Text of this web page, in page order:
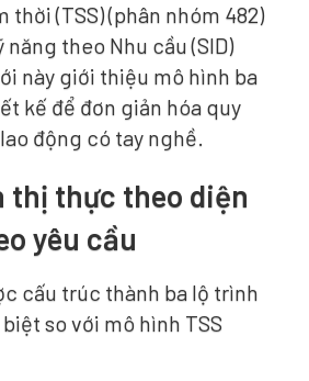
thời (TSS) (phân nhóm 482)
theo Nhu cầu (SID)
này giới thiệu mô hình ba
kế để đơn giản hóa quy
động có tay nghề.
thị thực theo diện
yêu cầu
cấu trúc thành ba lộ trình
so với mô hình TSS